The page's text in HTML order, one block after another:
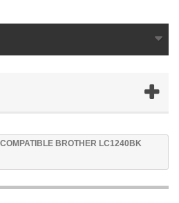
BROTHER LC1240BK